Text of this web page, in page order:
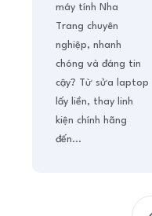
máy tính Nha
Trang chuyên
nghiệp, nhanh
chóng và đáng tin
cậy? Từ sửa laptop
lấy liền, thay linh
kiện chính hãng
đến...